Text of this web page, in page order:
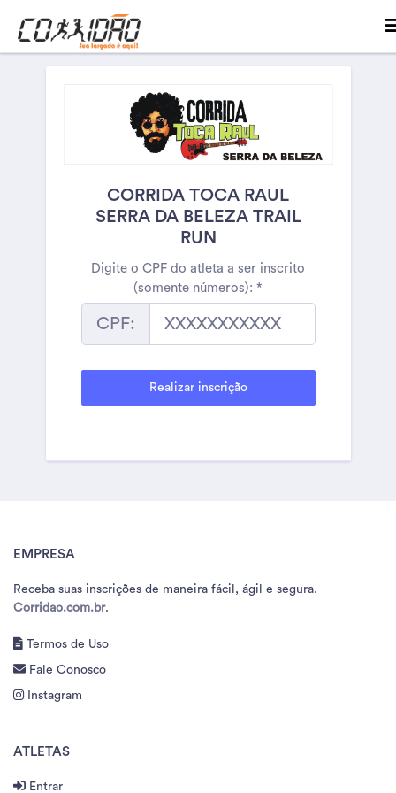
CORRIDA TOCA RAUL
SERRA DA BELEZA TRAIL
RUN
Digite o CPF do atleta a ser inscrito
(somente números): *
CPF:
EMPRESA
Receba suas inscrições de maneira fácil, ágil e segura.
Corridao.com.br.
Termos de Uso
Fale Conosco
Instagram
ATLETAS
Entrar